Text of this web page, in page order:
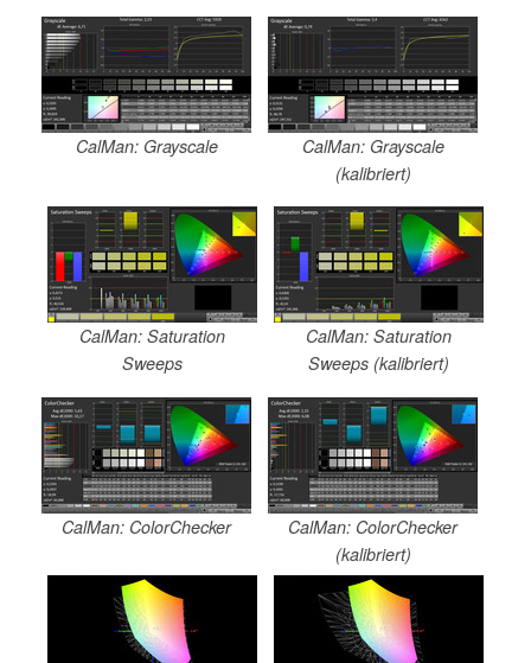
CalMan: Grayscale
CalMan: Grayscale
(kalibriert)
CalMan: Saturation
Sweeps
CalMan: Saturation
Sweeps (kalibriert)
CalMan: ColorChecker
CalMan: ColorChecker
(kalibriert)